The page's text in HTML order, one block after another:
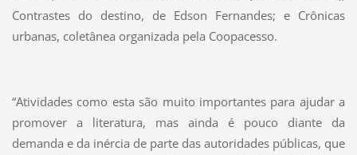
Contrastes do destino, de Edson Fernandes; e Crônicas
urbanas, coletânea organizada pela Coopacesso.
“Atividades como esta são muito importantes para ajudar a
promover a literatura, mas ainda é pouco diante da
demanda e da inércia de parte das autoridades públicas, que